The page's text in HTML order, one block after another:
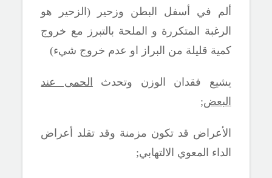
ألم في أسفل البطن وزحير (الزحير هو
الرغبة المتكررة و الملحة بالتبرز مع خروج
كمية قليلة من البراز او عدم خروج شيء)
يشيع فقدان الوزن وتحدث الحمى عند
البعض;
الأعراض قد تكون مزمنة وقد تقلد أعراض
الداء المعوي الالتهابي;